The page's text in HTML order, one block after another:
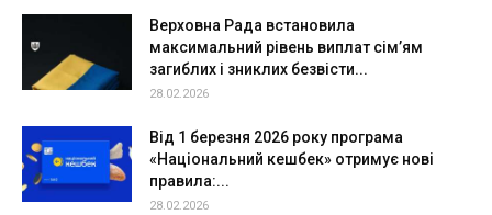
Верховна Рада встановила
максимальний рівень виплат сім’ям
загиблих і зниклих безвісти...
28.02.2026
Від 1 березня 2026 року програма
«Національний кешбек» отримує нові
правила:...
28.02.2026